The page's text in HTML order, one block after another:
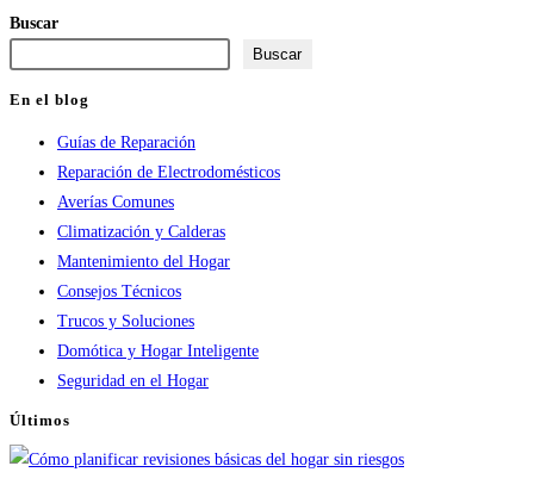
comentar
comentar
(opcional)
Buscar
Buscar
En el blog
Guías de Reparación
Reparación de Electrodomésticos
Averías Comunes
Climatización y Calderas
Mantenimiento del Hogar
Consejos Técnicos
Trucos y Soluciones
Domótica y Hogar Inteligente
Seguridad en el Hogar
Últimos